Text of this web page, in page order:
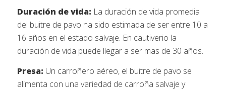
Duración de vida: La duración de vida promedia
del buitre de pavo ha sido estimada de ser entre 10 a
16 años en el estado salvaje. En cautiverio la
duración de vida puede llegar a ser mas de 30 años.
Presa: Un carroñero aéreo, el buitre de pavo se
alimenta con una variedad de carroña salvaje y